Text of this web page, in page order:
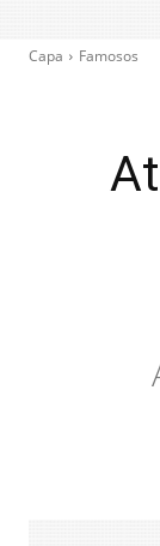
Capa Famosos